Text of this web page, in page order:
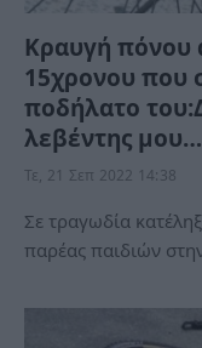
Κραυγή πόνου
15χρονου που
ποδήλατο
λεβέντης
Τε, 21 Σεπ 2022 14:38
Σε τραγωδία
παρέας παιδιών